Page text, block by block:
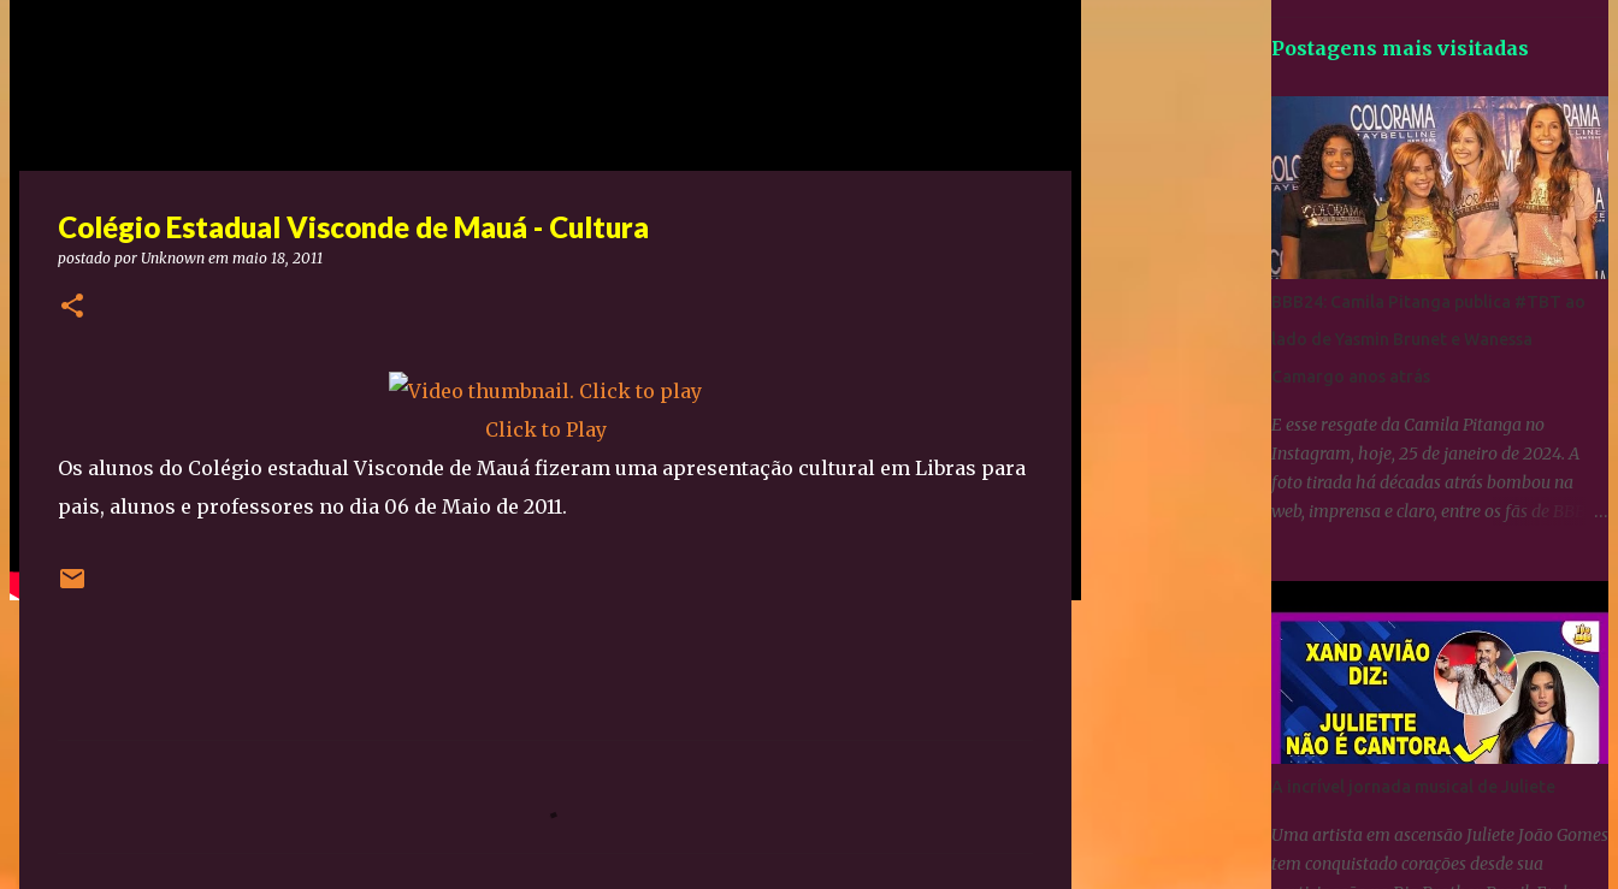
Colégio Estadual Visconde de Mauá - Cultura
postado por Unknown em maio 18, 2011
Click to Play
Os alunos do Colégio estadual Visconde de Mauá fizeram uma apresentação cultural em Libras para
pais, alunos e professores no dia 06 de Maio de 2011.
Postagens mais visitadas
BBB24: Camila Pitanga publica #TBT ao
lado de Yasmin Brunet e Wanessa
Camargo anos atrás
E esse resgate da Camila Pitanga no
Instagram, hoje, 25 de janeiro de 2024. A
foto tirada há décadas atrás bombou na
web, imprensa e claro, entre os fãs de BBB.
BBB24: Camila Pitanga resgata foto ao lado
de Yasmin Brunet e Wanessa Camargo
A incrível jornada musical de Juliete
Uma artista em ascensão Juliete João Gomes
tem conquistado corações desde sua